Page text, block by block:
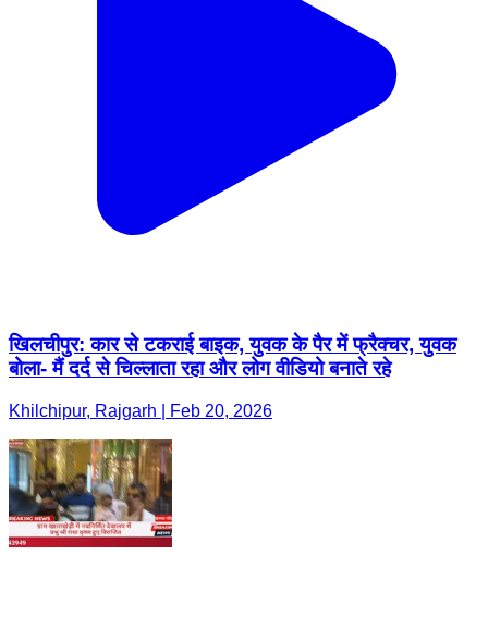
खिलचीपुर: कार से टकराई बाइक, युवक के पैर में फ्रैक्चर, युवक
बोला- मैं दर्द से चिल्लाता रहा और लोग वीडियो बनाते रहे
Khilchipur, Rajgarh | Feb 20, 2026